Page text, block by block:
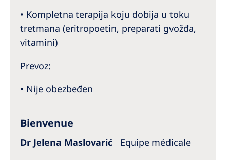
• Kompletna terapija koju dobija u toku
tretmana (eritropoetin, preparati gvožđa,
vitamini)
Prevoz:
• Nije obezbeđen
Bienvenue
Dr Jelena Maslovarić Equipe médicale